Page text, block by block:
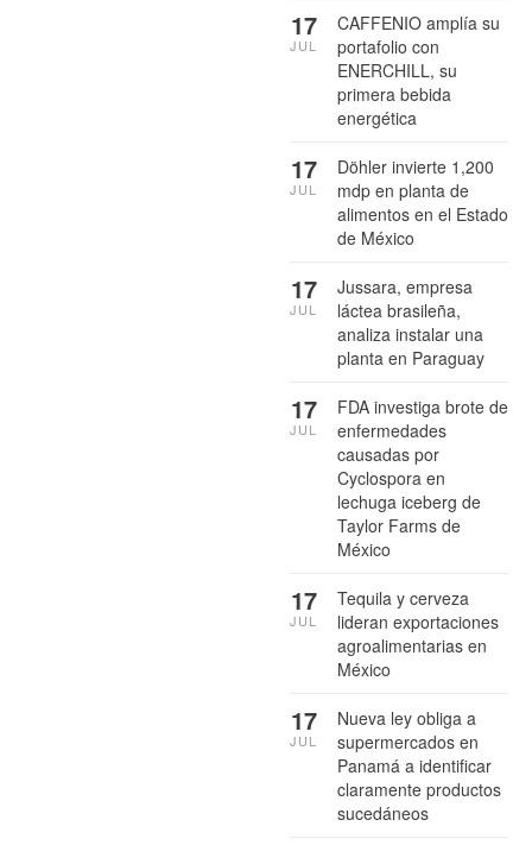
CAFFENIO amplía su
portafolio con
ENERCHILL, su
primera bebida
energética
17
JUL
Döhler invierte 1,200
mdp en planta de
alimentos en el Estado
de México
17
JUL
Jussara, empresa
láctea brasileña,
analiza instalar una
planta en Paraguay
17
JUL
FDA investiga brote de
enfermedades
causadas por
Cyclospora en
lechuga iceberg de
Taylor Farms de
México
17
JUL
Tequila y cerveza
lideran exportaciones
agroalimentarias en
México
17
JUL
Nueva ley obliga a
supermercados en
Panamá a identificar
claramente productos
sucedáneos
17
JUL